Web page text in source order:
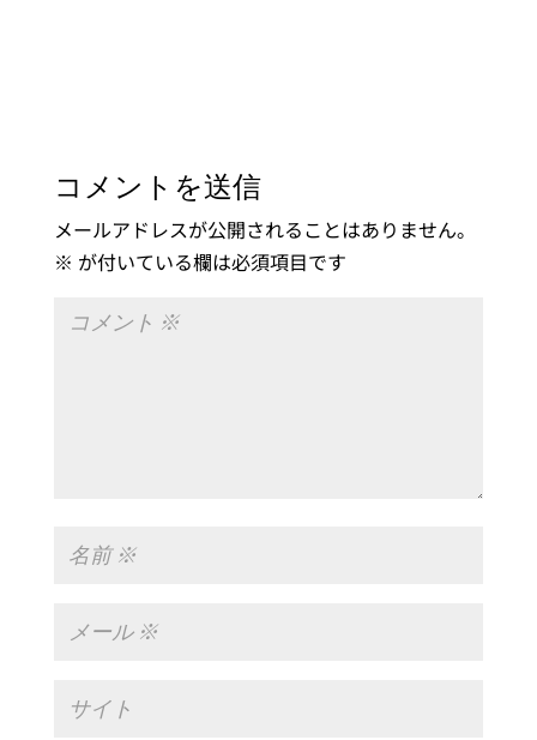
コメントを送信
メールアドレスが公開されることはありません。
※ が付いている欄は必須項目です